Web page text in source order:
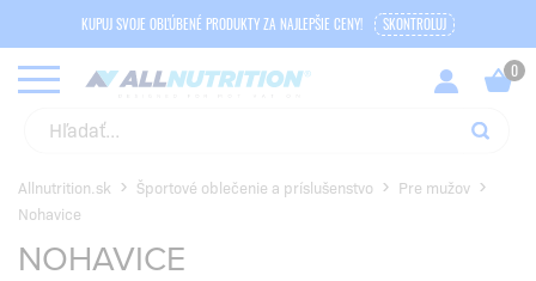
KUPUJ SVOJE OBĽÚBENÉ PRODUKTY ZA NAJLEPŠIE CENY! SKONTROLUJ
Allnutrition.sk Športové oblečenie a príslušenstvo
Pre mužov
Nohavice
NOHAVICE